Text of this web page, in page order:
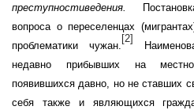
преступностиведения.
вопроса о переселенцах
проблематики чужан.
[2]
недавно прибывших на
появившихся давно, но не ставших
себя также и являющихся